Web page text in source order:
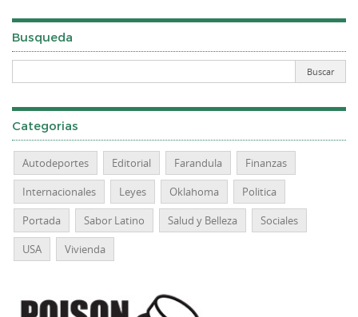
Busqueda
Categorias
Autodeportes Editorial Farandula
Finanzas
Internacionales
Leyes Oklahoma
Politica
Portada
Sabor Latino Salud y Belleza
Sociales
USA
Vivienda